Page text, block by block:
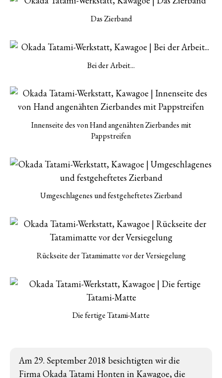
Das Zierband
Bei der Arbeit...
Innenseite des von Hand angenähten Zierbandes mit
Pappstreifen
Umgeschlagenes und festgeheftetes Zierband
Rückseite der Tatamimatte vor der Versiegelung
Die fertige Tatami-Matte
Am 29. September 2018 besichtigten wir die
Firma Okada Tatami Honten in Kawagoe, die